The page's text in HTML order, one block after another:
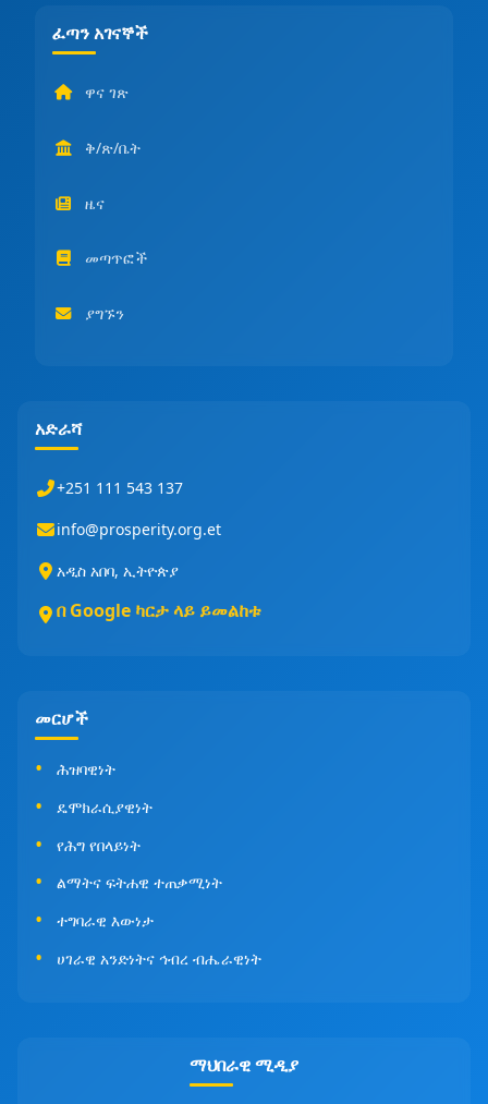
ፈጣን አገናኞች
ዋና ገጽ
ቅ/ጽ/ቤት
ዜና
መጣጥፎች
ያግኙን
አድራሻ
+251 111 543 137
info@prosperity.org.et
አዲስ አበባ, ኢትዮጵያ
በ Google ካርታ ላይ ይመልከቱ
መርሆች
ሕዝባዊነት
ዴሞክራሲያዊነት
የሕግ የበላይነት
ልማትና ፍትሐዊ ተጠቃሚነት
ተግባራዊ እውነታ
ሀገራዊ አንድነትና ኅብረ ብሔራዊነት
ማህበራዊ ሚዲያ